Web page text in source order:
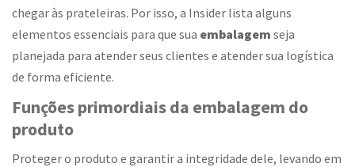
chegar às prateleiras. Por isso, a Insider lista alguns
elementos essenciais para que sua embalagem seja
planejada para atender seus clientes e atender sua logística
de forma eficiente.
Funções primordiais da embalagem do
produto
Proteger o produto e garantir a integridade dele, levando em